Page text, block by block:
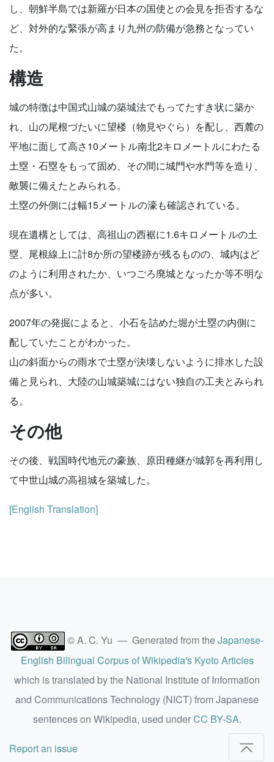
し、朝鮮半島では新羅が日本の国使との会見を拒否するな
ど、対外的な緊張が高まり九州の防備が急務となってい
た。
構造
城の特徴は中国式山城の築城法でもってたすき状に築か
れ、山の尾根づたいに望楼（物見やぐら）を配し、西麓の
平地に面して高さ10メートル南北2キロメートルにわたる
土塁・石塁をもって固め、その間に城門や水門等を造り、
敵襲に備えたとみられる。
土塁の外側には幅15メートルの濠も確認されている。
現在遺構としては、高祖山の西裾に1.6キロメートルの土
塁、尾根線上に計8か所の望楼跡が残るものの、城内はど
のように利用されたか、いつごろ廃城となったか等不明な
点が多い。
2007年の発掘によると、小石を詰めた堀が土塁の内側に
配していたことがわかった。
山の斜面からの雨水で土塁が決壊しないように排水した設
備と見られ、大陸の山城築城にはない独自の工夫とみられ
る。
その他
その後、戦国時代地元の豪族、原田種継が城郭を再利用し
て中世山城の高祖城を築城した。
[English Translation]
© A. C. Yu — Generated from theJapanese-
English Bilingual Corpus of Wikipedia's Kyoto Articles
which is translated by the National Institute of Information
and Communications Technology (NICT) from Japanese
sentences on Wikipedia, used underCC BY-SA.
Report an issue